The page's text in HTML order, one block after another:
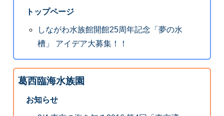
トップページ
しながわ水族館開館25周年記念「夢の水
槽」 アイデア大募集！！
葛西臨海水族園
お知らせ